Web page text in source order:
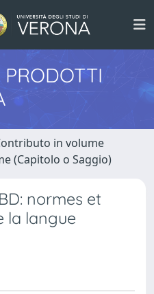
in volume
(Capitolo o Saggio)
normes et
la langue